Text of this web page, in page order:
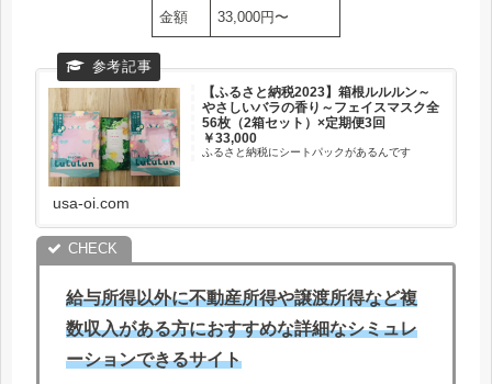
金額 33,000円〜
【ふるさと納税2023】箱根ルルルン～
やさしいバラの香り～フェイスマスク全
56枚（2箱セット）×定期便3回
￥33,000
ふるさと納税にシートパックがあるんです
usa-oi.com
給与所得以外に不動産所得や譲渡所得など複
数収入がある方におすすめな詳細なシミュレ
ーションできるサイト